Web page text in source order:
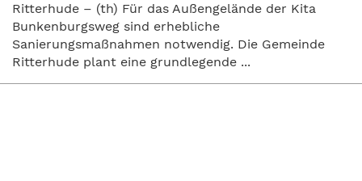
Ritterhude – (th) Für das Außengelände der Kita
Bunkenburgsweg sind erhebliche
Sanierungsmaßnahmen notwendig. Die Gemeinde
Ritterhude plant eine grundlegende ...